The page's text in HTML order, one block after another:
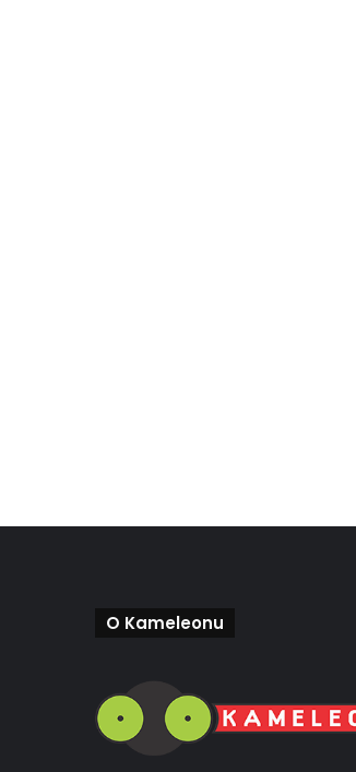
O Kameleonu